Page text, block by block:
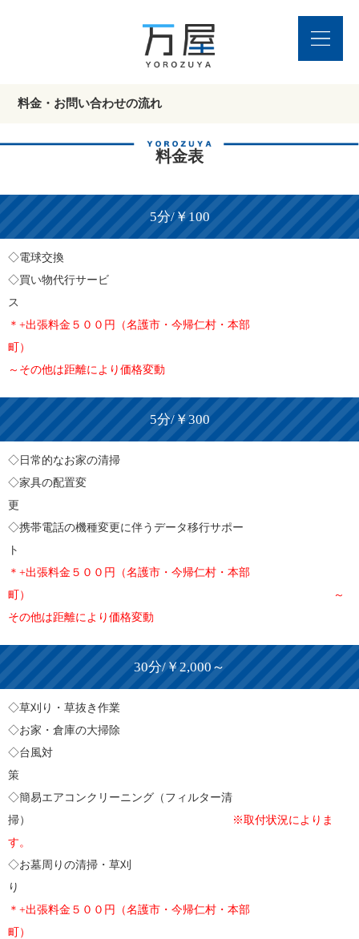
料金・お問い合わせの流れ
料金表
5分/￥100
◇電球交換
◇買い物代行サービ
＊+出張料金５００円（名護市・今帰仁村・本部
町）
～その他は距離により価格変動
5分/￥300
◇日常的なお家の清掃
◇家具の配置変
◇携帯電話の機種変更に伴うデータ移行サポー
＊+出張料金５００円（名護市・今帰仁村・本部
町） ～
その他は距離により価格変動
30分/￥2,000～
◇草刈り・草抜き作業
◇お家・倉庫の大掃除
◇台風対
◇簡易エアコンクリーニング（フィルター清
掃）
※取付状況によりま
す。
◇お墓周りの清掃・草刈
＊+出張料金５００円（名護市・今帰仁村・本部
町）